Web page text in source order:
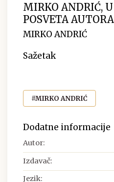
MIRKO ANDRIĆ,
POSVETA
MIRKO ANDRIĆ
Sažetak
#MIRKO ANDRIĆ
Dodatne informacije
Autor:
Izdavač:
Jezik: